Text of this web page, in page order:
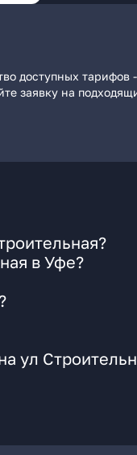
доступных
заявку на
в Уфе?
ул